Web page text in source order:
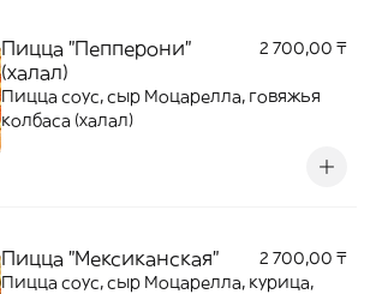
Пицца "Пепперони"
(халал)
2 700,00 ₸
Пицца соус, сыр Моцарелла, говяжья
колбаса (халал)
Пицца "Мексиканская"
2 700,00 ₸
Пицца соус, сыр Моцарелла, курица,